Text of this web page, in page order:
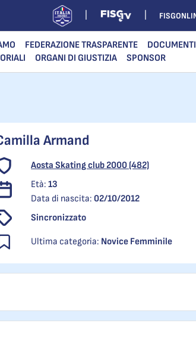
FEDERAZIONE TRASPARENTE DOCUMENTI
ORGANI DI GIUSTIZIA SPONSOR
Armand
Aosta Skating club 2000 (482)
Età:13
Data di nascita:02/10/2012
Sincronizzato
Ultima categoria: Novice Femminile